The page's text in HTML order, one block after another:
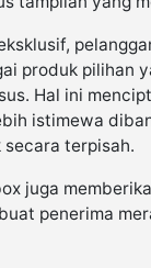
produk pilihan
Hal ini
istimewa
secara terpisah.
juga
penerima